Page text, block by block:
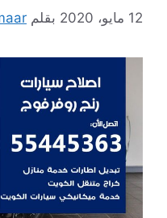
12 مايو، 2020 بقلم